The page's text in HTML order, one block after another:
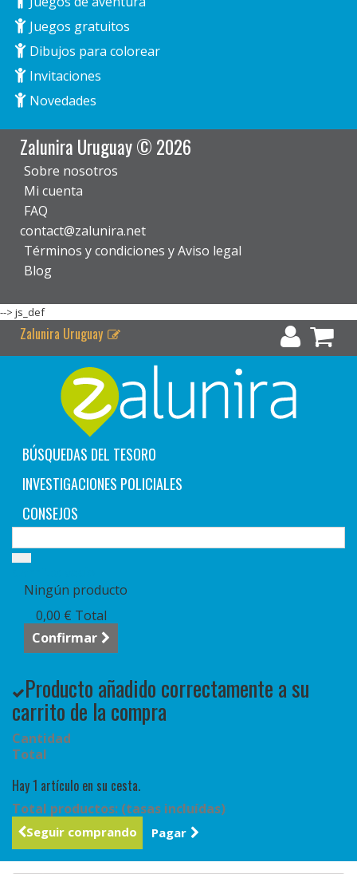
Juegos gratuitos
Dibujos para colorear
Invitaciones
Novedades
Zalunira Uruguay © 2026
Sobre nosotros
Mi cuenta
FAQ
contact@zalunira.net
Términos y condiciones y Aviso legal
Blog
--> js_def
Zalunira Uruguay
BÚSQUEDAS DEL TESORO
INVESTIGACIONES POLICIALES
CONSEJOS
Ningún producto
0,00 € Total
Confirmar
Producto añadido correctamente a su
carrito de la compra
Cantidad
Total
Hay 1 artículo en su cesta.
Total productos: (tasas incluídas)
Seguir comprando Pagar